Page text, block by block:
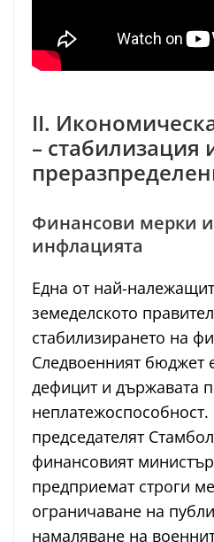
II.
– стабилизация
Финансови мерки и
инфлацията
Една от най-
земеделското
стабилизирането на
Следвоенният бюджет
дефицит и държавата
председателят
финансовият
предприемат строги
ограничаване на
намаляване на